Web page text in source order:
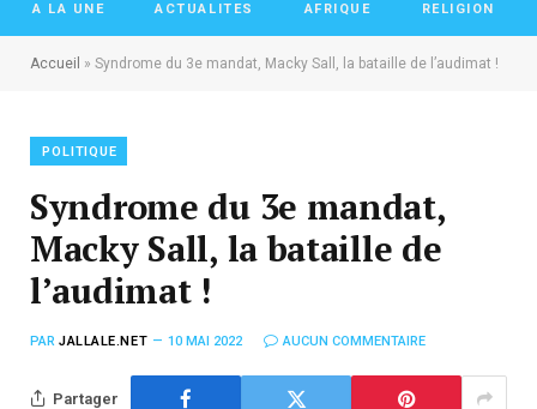
A LA UNE ACTUALITES AFRIQUE RELIGION
Accueil » Syndrome du 3e mandat, Macky Sall, la bataille de l’audimat !
POLITIQUE
Syndrome du 3e mandat,
Macky Sall, la bataille de
l’audimat !
PAR JALLALE.NET 10 MAI 2022 AUCUN COMMENTAIRE
Partager